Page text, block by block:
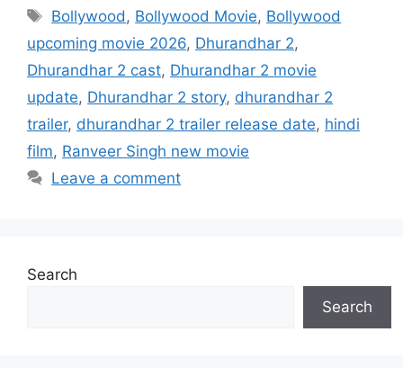
Tags
Bollywood, Bollywood Movie, Bollywood
upcoming movie 2026, Dhurandhar 2,
Dhurandhar 2 cast, Dhurandhar 2 movie
update, Dhurandhar 2 story, dhurandhar 2
trailer, dhurandhar 2 trailer release date, hindi
film, Ranveer Singh new movie
Leave a comment
Search
Search